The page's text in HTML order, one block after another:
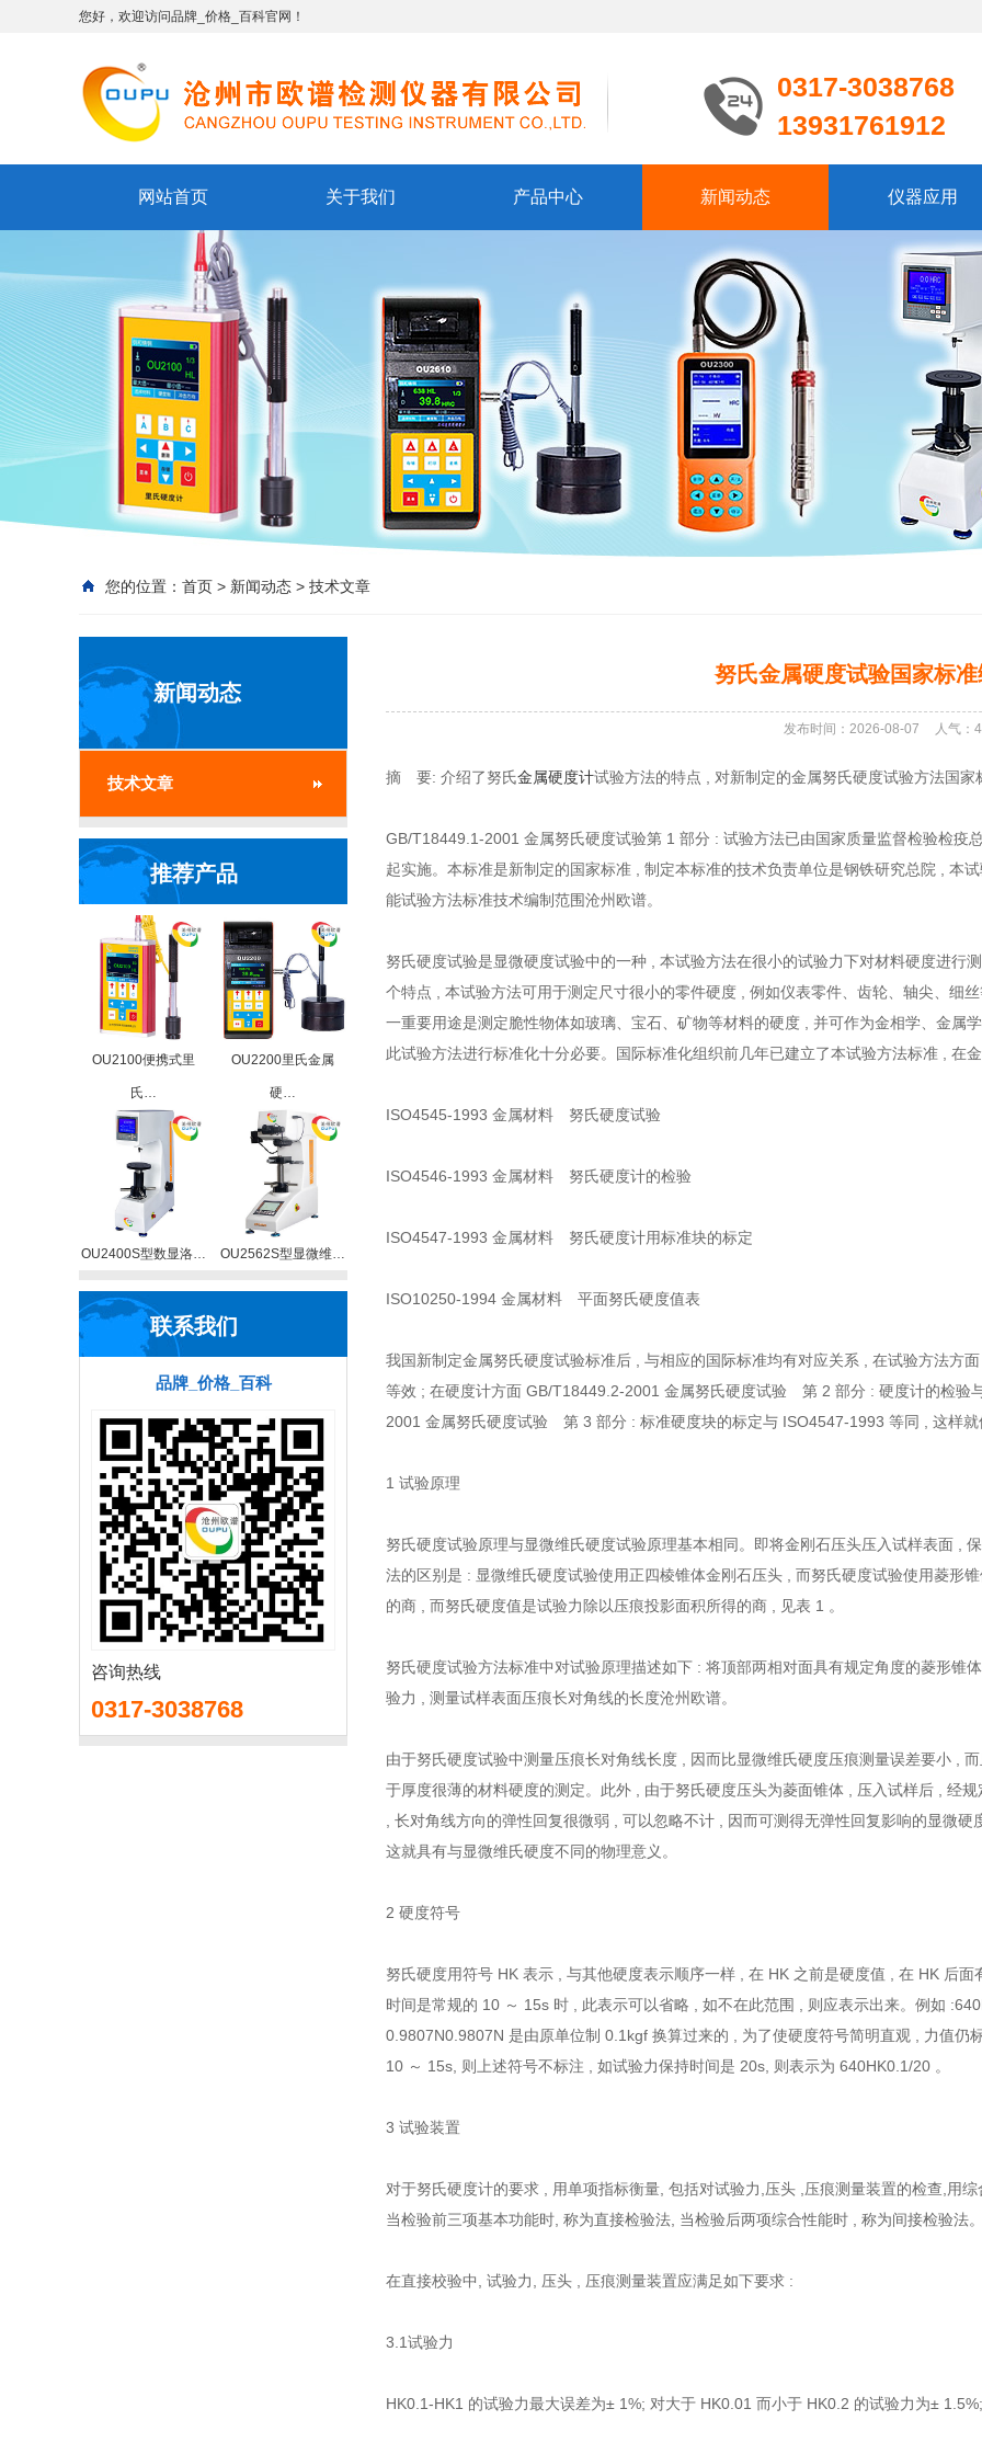
您好，欢迎访问品牌_价格_百科官网！
0317-3038768
13931761912
网站首页 关于我们 产品中心 新闻动态 仪器应用
您的位置： 首页 > 新闻动态 > 技术文章
新闻动态
技术文章
推荐产品
OU2100便携式里
氏…
OU2200里氏金属
硬…
OU2400S型数显洛… OU2562S型显微维…
联系我们
品牌_价格_百科
咨询热线
0317-3038768
努氏金属硬度试验国家标准
发布时间：2026-08-07 人气：
摘 要: 介绍了努氏金属硬度计试验方法的特点 , 对新制定的金属努氏硬度试验方法国家
GB/T18449.1-2001 金属努氏硬度试验第 1 部分 : 试验方法已由国家质量监督检验检疫
起实施。本标准是新制定的国家标准 , 制定本标准的技术负责单位是钢铁研究总院 , 本
能试验方法标准技术编制范围沧州欧谱。
努氏硬度试验是显微硬度试验中的一种 , 本试验方法在很小的试验力下对材料硬度进行
个特点 , 本试验方法可用于测定尺寸很小的零件硬度 , 例如仪表零件、齿轮、轴尖、细
一重要用途是测定脆性物体如玻璃、宝石、矿物等材料的硬度 , 并可作为金相学、金属
此试验方法进行标准化十分必要。国际标准化组织前几年已建立了本试验方法标准 , 在
ISO4545-1993 金属材料 努氏硬度试验
ISO4546-1993 金属材料 努氏硬度计的检验
ISO4547-1993 金属材料 努氏硬度计用标准块的标定
ISO10250-1994 金属材料 平面努氏硬度值表
我国新制定金属努氏硬度试验标准后 , 与相应的国际标准均有对应关系 , 在试验方法方
等效 ; 在硬度计方面 GB/T18449.2-2001 金属努氏硬度试验 第 2 部分 : 硬度计的检验
2001 金属努氏硬度试验 第 3 部分 : 标准硬度块的标定与 ISO4547-1993 等同 , 这样
1 试验原理
努氏硬度试验原理与显微维氏硬度试验原理基本相同。即将金刚石压头压入试样表面 ,
法的区别是 : 显微维氏硬度试验使用正四棱锥体金刚石压头 , 而努氏硬度试验使用菱形
的商 , 而努氏硬度值是试验力除以压痕投影面积所得的商 , 见表 1 。
努氏硬度试验方法标准中对试验原理描述如下 : 将顶部两相对面具有规定角度的菱形锥
验力 , 测量试样表面压痕长对角线的长度沧州欧谱。
由于努氏硬度试验中测量压痕长对角线长度 , 因而比显微维氏硬度压痕测量误差要小 ,
于厚度很薄的材料硬度的测定。此外 , 由于努氏硬度压头为菱面锥体 , 压入试样后 , 经
, 长对角线方向的弹性回复很微弱 , 可以忽略不计 , 因而可测得无弹性回复影响的显微
这就具有与显微维氏硬度不同的物理意义。
2 硬度符号
努氏硬度用符号 HK 表示 , 与其他硬度表示顺序一样 , 在 HK 之前是硬度值 , 在 HK 后
时间是常规的 10 ～ 15s 时 , 此表示可以省略 , 如不在此范围 , 则应表示出来。例如
0.9807N0.9807N 是由原单位制 0.1kgf 换算过来的 , 为了使硬度符号简明直观 , 力值仍
10 ～ 15s, 则上述符号不标注 , 如试验力保持时间是 20s, 则表示为 640HK0.1/20 。
3 试验装置
对于努氏硬度计的要求 , 用单项指标衡量, 包括对试验力,压头 ,压痕测量装置的检查,用
当检验前三项基本功能时, 称为直接检验法, 当检验后两项综合性能时 , 称为间接检验法
在直接校验中, 试验力, 压头 , 压痕测量装置应满足如下要求 :
3.1试验力
HK0.1-HK1 的试验力最大误差为± 1%; 对大于 HK0.01 而小于 HK0.2 的试验力为±